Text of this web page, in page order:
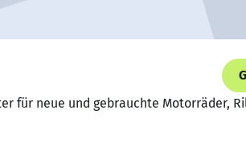
für neue und gebrauchte Motorräder,